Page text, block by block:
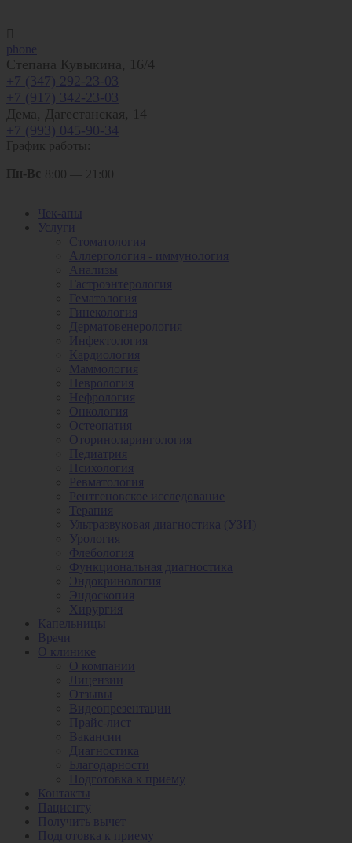
phone
Степана Кувыкина, 16/4
+7 (347) 292-23-03
+7 (917) 342-23-03
Дема, Дагестанская, 14
+7 (993) 045-90-34
График работы:
Пн-Вс 8:00 — 21:00
Чек-апы
Услуги
Стоматология
Аллергология - иммунология
Анализы
Гастроэнтерология
Гематология
Гинекология
Дерматовенерология
Инфектология
Кардиология
Маммология
Неврология
Нефрология
Онкология
Остеопатия
Оториноларингология
Педиатрия
Психология
Ревматология
Рентгеновское исследование
Терапия
Ультразвуковая диагностика (УЗИ)
Урология
Флебология
Функциональная диагностика
Эндокринология
Эндоскопия
Хирургия
Капельницы
Врачи
О клинике
О компании
Лицензии
Отзывы
Видеопрезентации
Прайс-лист
Вакансии
Диагностика
Благодарности
Подготовка к приему
Контакты
Пациенту
Получить вычет
Подготовка к приему